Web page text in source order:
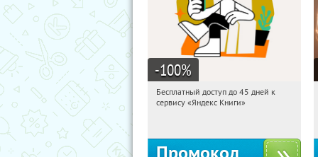
-100%
12:02:16
Получи первым!
Бесплатный доступ до 45 дней к
сервису «Яндекс Книги»